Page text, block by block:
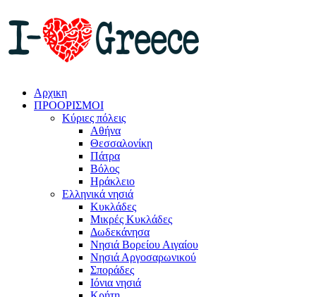
Αρχικη
ΠΡΟΟΡΙΣΜΟΙ
Κύριες πόλεις
Αθήνα
Θεσσαλονίκη
Πάτρα
Βόλος
Ηράκλειο
Ελληνικά νησιά
Κυκλάδες
Μικρές Κυκλάδες
Δωδεκάνησα
Νησιά Βορείου Αιγαίου
Νησιά Αργοσαρωνικού
Σποράδες
Ιόνια νησιά